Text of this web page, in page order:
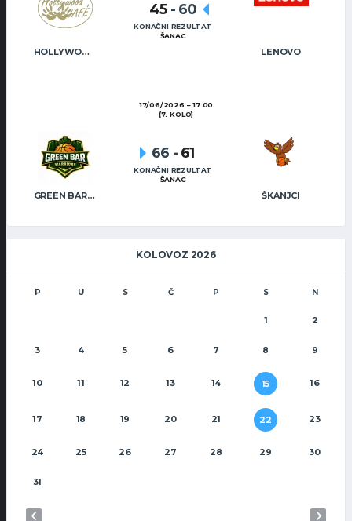
HOLLYWOOD CAFÉ LENOVO
45 - 60
KONAČNI REZULTAT
ŠANAC
17/06/2026
17:00
(7. KOLO)
GREEN BAR WARRIORS ŠKANJCI
66 - 61
KONAČNI REZULTAT
ŠANAC
KOLOVOZ 2026
P U S Č P S N
1 2
3 4 5 6 7 8 9
10 11 12 13 14 15 16
17 18 19 20 21 22 23
24 25 26 27 28 29 30
31